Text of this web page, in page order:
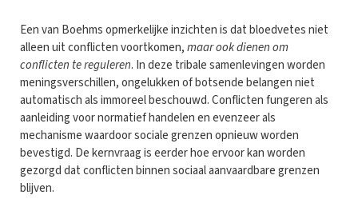
Een van Boehms opmerkelijke inzichten is dat bloedvetes niet
alleen uit conflicten voortkomen,maar ook dienen om
conflicten te reguleren. In deze tribale samenlevingen worden
meningsverschillen, ongelukken of botsende belangen niet
automatisch als immoreel beschouwd. Conflicten fungeren als
aanleiding voor normatief handelen en evenzeer als
mechanisme waardoor sociale grenzen opnieuw worden
bevestigd. De kernvraag is eerder hoe ervoor kan worden
gezorgd dat conflicten binnen sociaal aanvaardbare grenzen
blijven.